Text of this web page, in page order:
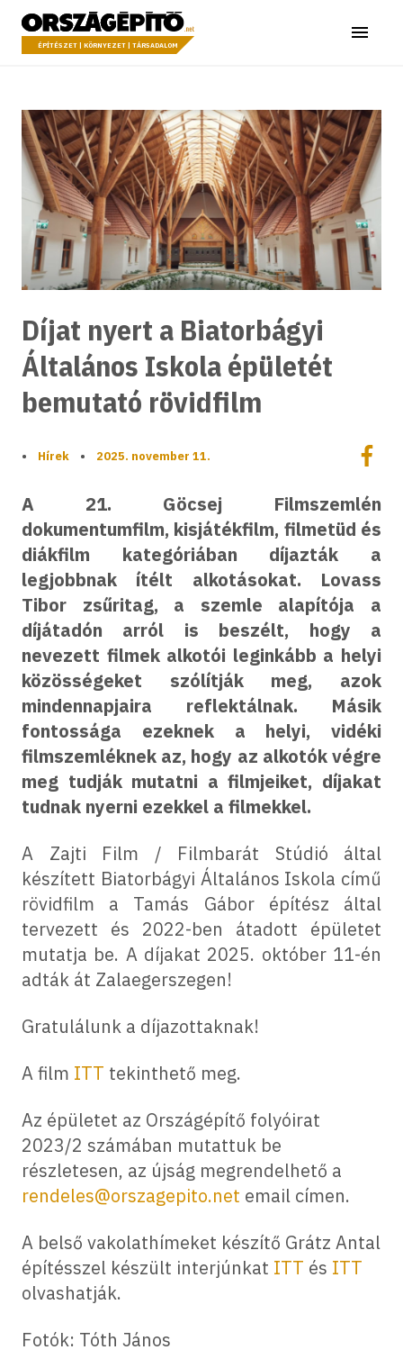
a tartalomhoz
Országépítő
ÉPÍTÉSZET | KÖRNYEZET | TÁRSADALOM Menü
Díjat nyert a Biatorbágyi
Általános Iskola épületét
bemutató rövidfilm
• Hírek • 2025. november 11.
A 21. Göcsej Filmszemlén
dokumentumfilm, kisjátékfilm, filmetüd és
diákfilm kategóriában díjazták a
legjobbnak ítélt alkotásokat. Lovass
Tibor zsűritag, a szemle alapítója a
díjátadón arról is beszélt, hogy a
nevezett filmek alkotói leginkább a helyi
közösségeket szólítják meg, azok
mindennapjaira reflektálnak. Másik
fontossága ezeknek a helyi, vidéki
filmszemléknek az, hogy az alkotók végre
meg tudják mutatni a filmjeiket, díjakat
tudnak nyerni ezekkel a filmekkel.
A Zajti Film / Filmbarát Stúdió által
készített Biatorbágyi Általános Iskola című
rövidfilm a Tamás Gábor építész által
tervezett és 2022-ben átadott épületet
mutatja be. A díjakat 2025. október 11-én
adták át Zalaegerszegen!
Gratulálunk a díjazottaknak!
A film ITT tekinthető meg.
Az épületet az Országépítő folyóirat
2023/2 számában mutattuk be
részletesen, az újság megrendelhető a
rendeles@orszagepito.net email címen.
A belső vakolathímeket készítő Grátz Antal
építésszel készült interjúnkat ITT és ITT
olvashatják.
Fotók: Tóth János